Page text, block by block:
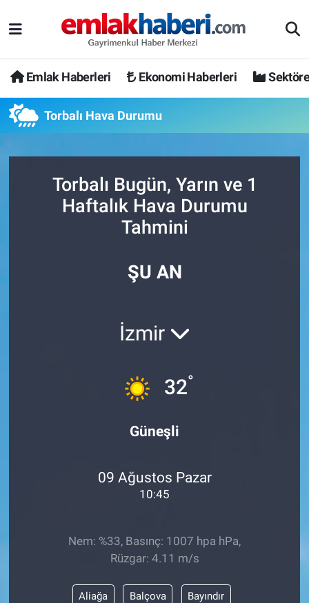
Emlak Haberleri Ekonomi Haberleri
Torbalı Hava Durumu
Torbalı Bugün, Yarın ve 1
Haftalık Hava Durumu
Tahmini
ŞU AN
İzmir
32°
Güneşli
09 Ağustos Pazar
10:45
Nem: %33, Basınç: 1007 hpa hPa,
Rüzgar: 4.11 m/s
Aliağa Balçova Bayındır